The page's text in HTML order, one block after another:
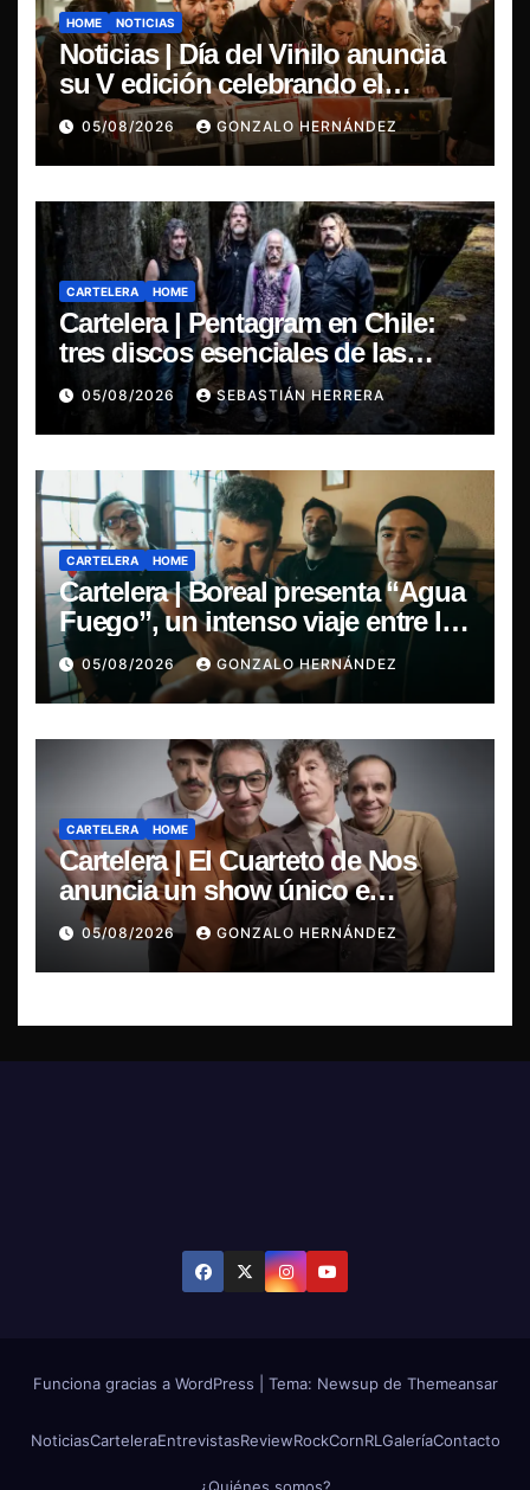
HOME NOTICIAS
Noticias | Día del Vinilo anuncia
su V edición celebrando el
regreso del 7″ fabricado en Chile
05/08/2026 GONZALO HERNÁNDEZ
CARTELERA HOME
Cartelera | Pentagram en Chile:
tres discos esenciales de las
leyendas del doom
05/08/2026 SEBASTIÁN HERRERA
CARTELERA HOME
Cartelera | Boreal presenta “Agua
Fuego”, un intenso viaje entre la
pasión y la desilusión
05/08/2026 GONZALO HERNÁNDEZ
CARTELERA HOME
Cartelera | El Cuarteto de Nos
anuncia un show único e
irrepetible en el Movistar Arena
05/08/2026 GONZALO HERNÁNDEZ
Funciona gracias a WordPress Tema: Newsup de Themeansar
NoticiasCarteleraEntrevistasReviewRockCornRL GaleríaContacto